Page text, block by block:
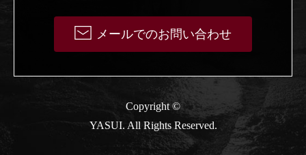
メールでのお問い合わせ
Copyright ©
YASUI. All Rights Reserved.